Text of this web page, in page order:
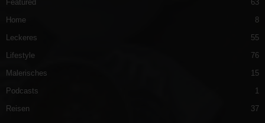
Featured
63
Home
8
Leckeres
55
Lifestyle
76
Malerisches
15
Podcasts
1
Reisen
37